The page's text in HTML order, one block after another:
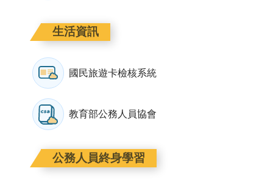
生活資訊
國民旅遊卡檢核系統
教育部公務人員協會
公務人員終身學習